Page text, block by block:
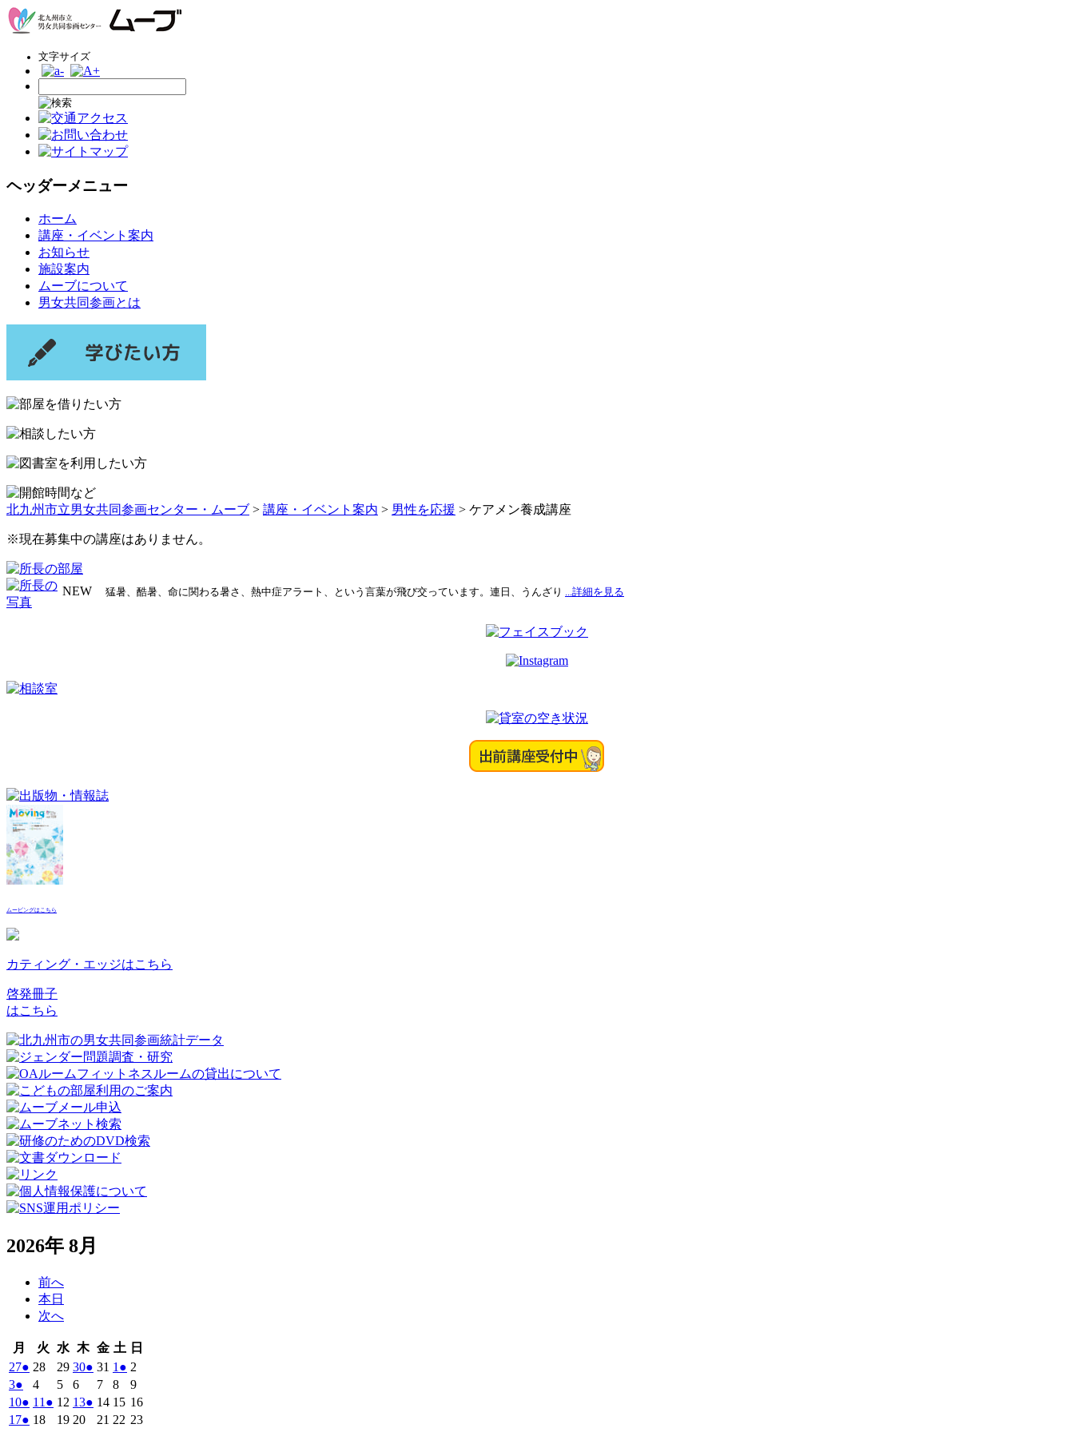
文字サイズ
ヘッダーメニュー
ホーム
講座・イベント案内
お知らせ
施設案内
ムーブについて
男女共同参画とは
北九州市立男女共同参画センター・ムーブ > 講座・イベント案内 > 男性を応援 > ケアメン養成講座
※現在募集中の講座はありません。
NEW 猛暑、酷暑、命に関わる暑さ、熱中症アラート、という言葉が飛び交っています。連日、うんざり ...詳細を見る
ムービングはこちら
カティング・エッジはこちら
啓発冊子
はこちら
2026年 8月
前へ
本日
次へ
月
曜
日
火 火
曜
日
水 水
曜
日
木木
曜
日
金金
曜
日
土 土
曜
日
日
272026
年
7
月
27
● (1
件
の
イ
282026
7
月
292026
年
7
月
29
302026
7
月
30
● (1
件
の
イ
31 2026
年
7
月
31
1 2026
年
8
月
1
● (1
件
の
イ
2
年
8
月
2
32026
年
8
●
件
の
42026
年
8
52026
年
8
62026
年
8
72026
年
8
82026
年
8
92026
年
8
102026
年
● (1
件
11 2026
● (1
件
12 2026
年
132026
年
● (1
件
142026
年
152026
年
162026
172026
● (1182026
192026
202026
21 2026
22 2026
232026